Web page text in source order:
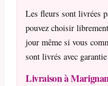
Les fleurs sont livrées
pouvez choisir
jour même si vous
sont livrés avec
Livraison à